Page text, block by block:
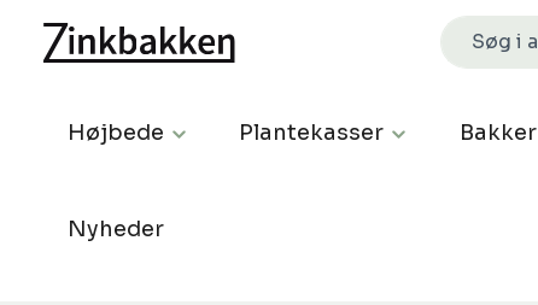
Højbede Plantekasser Bakker
Nyheder